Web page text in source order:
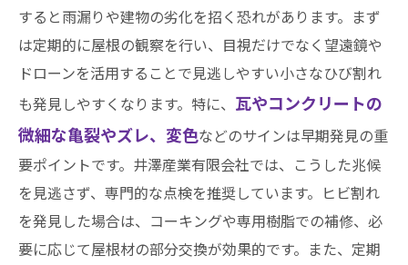
まとめ
井澤産業有限会社│ 熱田区・南区・瑞穂区・港
区・中川区など名古屋市内および愛知県での施
工実績はこちら
すると雨漏りや建物の劣化を招く恐れがあります。まず
は定期的に屋根の観察を行い、目視だけでなく望遠鏡や
ドローンを活用することで見逃しやすい小さなひび割れ
も発見しやすくなります。特に、 瓦やコンクリートの
微細な亀裂やズレ、変色などのサインは早期発見の重
要ポイントです。井澤産業有限会社では、こうした兆候
を見逃さず、専門的な点検を推奨しています。ヒビ割れ
を発見した場合は、コーキングや専用樹脂での補修、必
要に応じて屋根材の部分交換が効果的です。また、定期